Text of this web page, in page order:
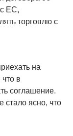
ЕС,
торговлю с
на
в
соглашение.
стало ясно, что